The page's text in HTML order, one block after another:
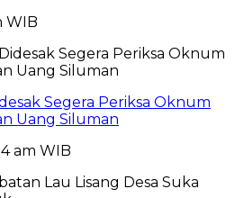
WIB
Segera Periksa Oknum
Uang Siluman
am WIB